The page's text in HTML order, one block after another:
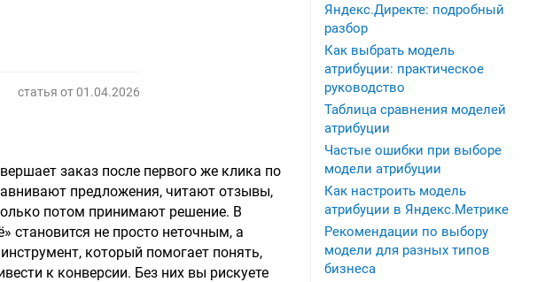
статья от01.04.2026
заказ после первого же клика по
предложения, читают отзывы,
потом принимают решение. В
становится не просто неточным, а
который помогает понять,
к конверсии. Без них вы рискуете
Яндекс.Директе: подробный
разбор
Как выбрать модель
атрибуции: практическое
руководство
Таблица сравнения моделей
атрибуции
Частые ошибки при выборе
модели атрибуции
Как настроить модель
атрибуции в Яндекс.Метрике
Рекомендации по выбору
модели для разных типов
бизнеса